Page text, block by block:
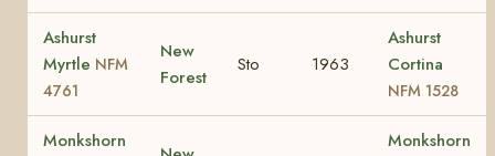
Ashurst
Myrtle NFM
4761
New
Forest
Sto 1963
Ashurst
Cortina
NFM 1528
Monkshorn
Monkshorn